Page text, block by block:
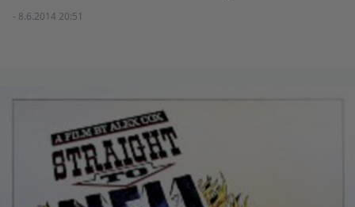
- 8.6.2014 20:51